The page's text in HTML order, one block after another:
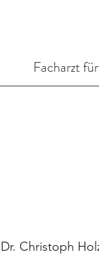
Facharzt
Dr. Christoph